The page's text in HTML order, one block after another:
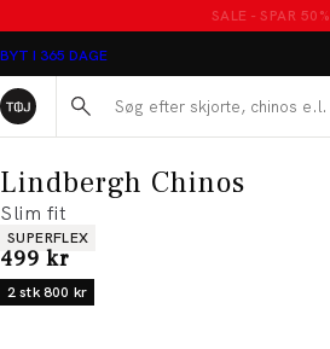
SALE - SPAR 50%
BYT I 365 DAGE
Søg her...
Lindbergh Chinos
Slim fit
Produkt egenskaber
SUPERFLEX
I alt (inkl. rabat)
499 kr
2 stk 800 kr